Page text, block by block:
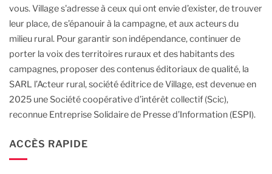
vous.Village s'adresse à ceux qui ont envie d’exister, de trouver
leur place, de s’épanouir à la campagne, et aux acteurs du
milieu rural. Pour garantir son indépendance, continuer de
porter la voix des territoires ruraux et des habitants des
campagnes, proposer des contenus éditoriaux de qualité, la
SARL l’Acteur rural, société éditrice de Village, est devenue en
2025 une Société coopérative d’intérêt collectif (Scic),
reconnue Entreprise Solidaire de Presse d’Information (ESPI).
ACCÈS RAPIDE